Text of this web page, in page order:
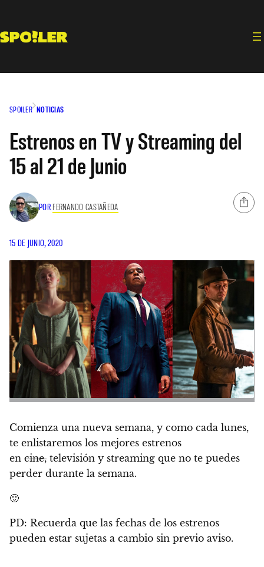
contenido
SPOILER NOTICIAS
Estrenos en TV y Streaming del
15 al 21 de Junio
POR FERNANDO CASTAÑEDA
15 DE JUNIO, 2020
Comienza una nueva semana, y como cada lunes,
te enlistaremos los mejores estrenos
en cine, televisión y streaming que no te puedes
perder durante la semana.
🙂
PD: Recuerda que las fechas de los estrenos
pueden estar sujetas a cambio sin previo aviso.